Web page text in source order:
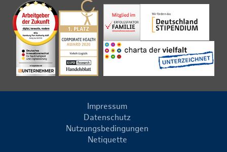
Impressum
Datenschutz
Nutzungsbedingungen
Netiquette